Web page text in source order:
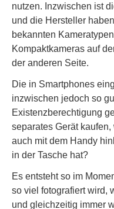
nutzen. Inzwischen ist
und die Hersteller
bekannten
Kompaktkameras auf
der anderen Seite.
Die in Smartphones
inzwischen jedoch so
Existenzberechtigung
separates Gerät
auch mit dem Handy
in der Tasche hat?
Es entsteht so im
so viel fotografiert wird,
und gleichzeitig immer